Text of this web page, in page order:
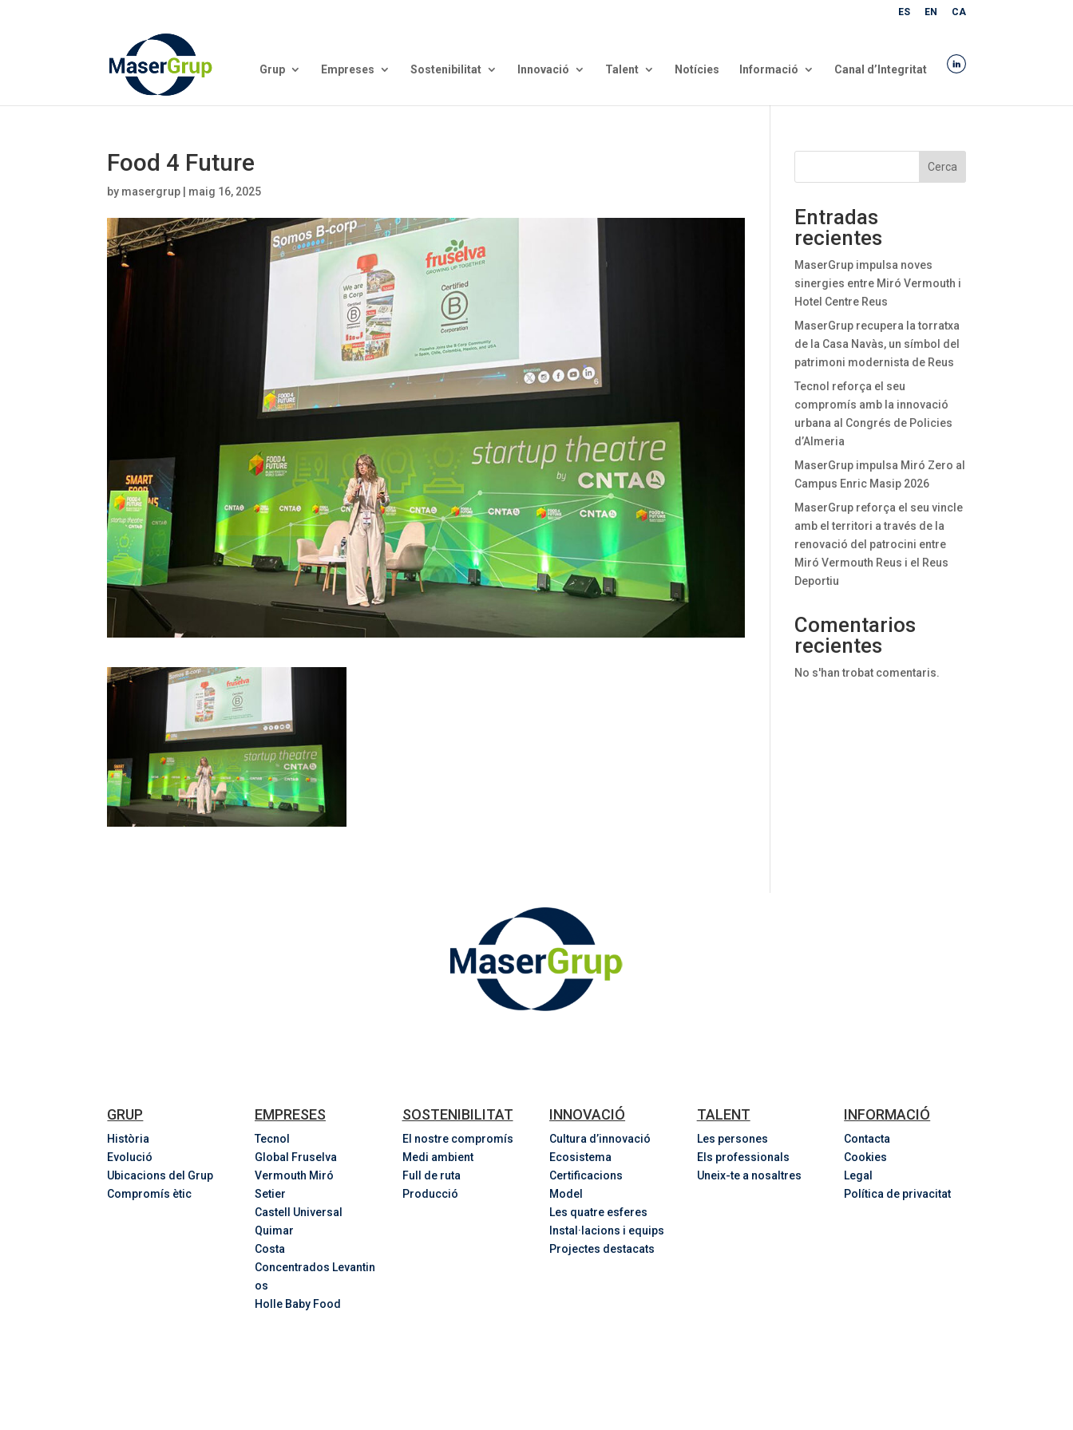
ES EN CA
Grup Empreses Sostenibilitat Innovació Talent Notícies Informació Canal d’Integritat
Food 4 Future
by masergrup maig 16, 2025
Cerca
Entradas
recientes
MaserGrup impulsa noves
sinergies entre Miró Vermouth i
Hotel Centre Reus
MaserGrup recupera la torratxa
de la Casa Navàs, un símbol del
patrimoni modernista de Reus
Tecnol reforça el seu
compromís amb la innovació
urbana al Congrés de Policies
d’Almeria
MaserGrup impulsa Miró Zero al
Campus Enric Masip 2026
MaserGrup reforça el seu vincle
amb el territori a través de la
renovació del patrocini entre
Miró Vermouth Reus i el Reus
Deportiu
Comentarios
recientes
No s'han trobat comentaris.
GRUP
Història
Evolució
Ubicacions del Grup
Compromís ètic
EMPRESES
Tecnol
Global Fruselva
Vermouth Miró
Setier
Castell Universal
Quimar
Costa
Concentrados Levantin
os
Holle Baby Food
SOSTENIBILITAT
El nostre compromís
Medi ambient
Full de ruta
Producció
INNOVACIÓ
Cultura d’innovació
Ecosistema
Certificacions
Model
Les quatre esferes
Instal·lacions i equips
Projectes destacats
TALENT
Les persones
Els professionals
Uneix-te a nosaltres
INFORMACIÓ
Contacta
Cookies
Legal
Política de privacitat